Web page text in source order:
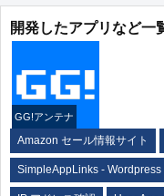
開発したアプリなど一
GG!アンテナ
Amazon セール情報サイト
SimpleAppLinks - Wordpress